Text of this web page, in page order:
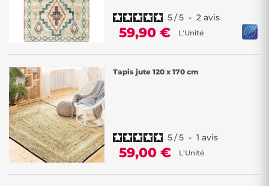
5/5 - 2 avis
59,90 € L'Unité
Tapis jute 120 x 170 cm
5/5 - 1 avis
59,00 € L'Unité